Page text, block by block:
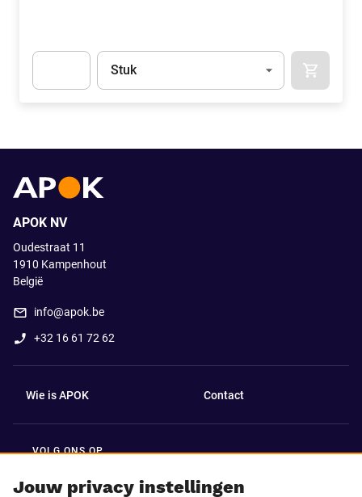
Eenheid
Stuk
Jouw privacy instellingen
APOK NV
Oudestraat 11
1910 Kampenhout
België
info@apok.be
+32 16 61 72 62
Wie is APOK Contact
VOLG ONS OP
Facebook